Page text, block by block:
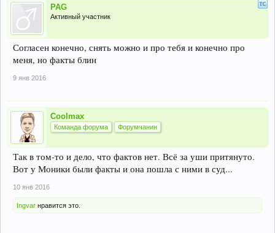
PAG
Активный участник
Согласен конечно, снять можно и про тебя и конечно про
меня, но факты блин
9 янв 2016
Coolmax
Команда форума Форумчанин
Так в том-то и дело, что фактов нет. Всё за уши притянуто.
Вот у Моники были факты и она пошла с ними в суд...
10 янв 2016
Ingvar нравится это.